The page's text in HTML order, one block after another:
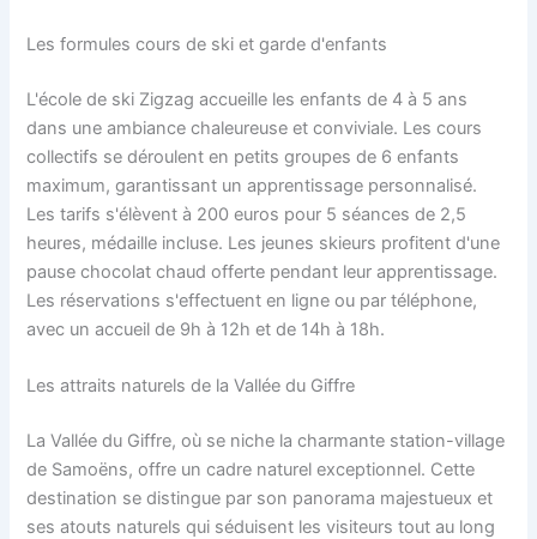
Les formules cours de ski et garde d'enfants
L'école de ski Zigzag accueille les enfants de 4 à 5 ans
dans une ambiance chaleureuse et conviviale. Les cours
collectifs se déroulent en petits groupes de 6 enfants
maximum, garantissant un apprentissage personnalisé.
Les tarifs s'élèvent à 200 euros pour 5 séances de 2,5
heures, médaille incluse. Les jeunes skieurs profitent d'une
pause chocolat chaud offerte pendant leur apprentissage.
Les réservations s'effectuent en ligne ou par téléphone,
avec un accueil de 9h à 12h et de 14h à 18h.
Les attraits naturels de la Vallée du Giffre
La Vallée du Giffre, où se niche la charmante station-village
de Samoëns, offre un cadre naturel exceptionnel. Cette
destination se distingue par son panorama majestueux et
ses atouts naturels qui séduisent les visiteurs tout au long